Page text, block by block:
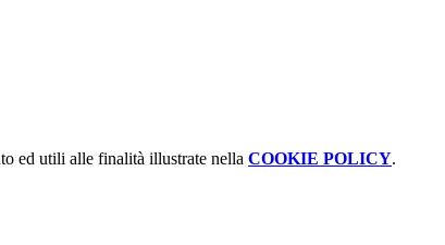
ed utili alle finalità illustrate nella COOKIE POLICY.